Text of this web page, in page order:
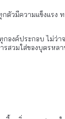
ตัวมีความแข็งแรง
องค์ประกอบ ไม่ว่า
รสวมใส่ของบุตรหล